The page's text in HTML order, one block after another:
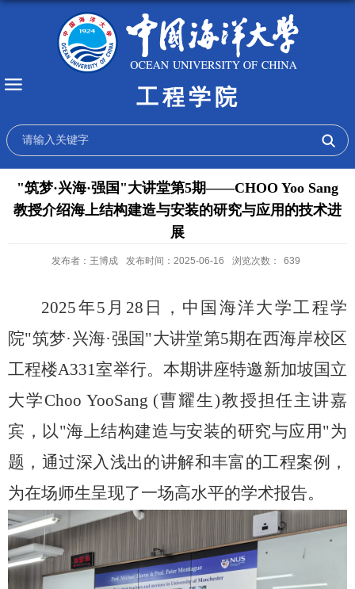
工程学院
"筑梦·兴海·强国"大讲堂第5期——CHOO Yoo Sang
教授介绍海上结构建造与安装的研究与应用的技术进
展
发布者：王博成 发布时间：2025-06-16 浏览次数： 639
2025年5 月 28 日，中国海洋大学工程学
院"筑梦·兴海·强国"大讲堂第5期在西海岸校区
工程楼A331室举行。本期讲座特邀新加坡国立
大学Choo YooSang (曹耀生)教授担任主讲嘉
宾，以"海上结构建造与安装的研究与应用"为
题，通过深入浅出的讲解和丰富的工程案例，
为在场师生呈现了一场高水平的学术报告。